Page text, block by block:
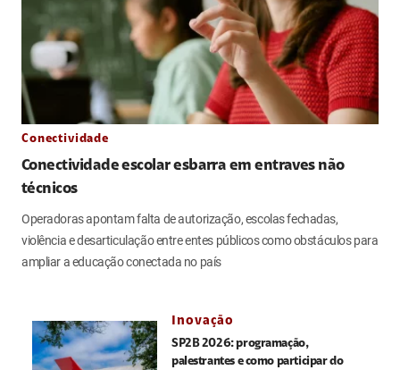
Conectividade
Conectividade escolar esbarra em entraves não
técnicos
Operadoras apontam falta de autorização, escolas fechadas,
violência e desarticulação entre entes públicos como obstáculos para
ampliar a educação conectada no país
Inovação
SP2B 2026: programação,
palestrantes e como participar do